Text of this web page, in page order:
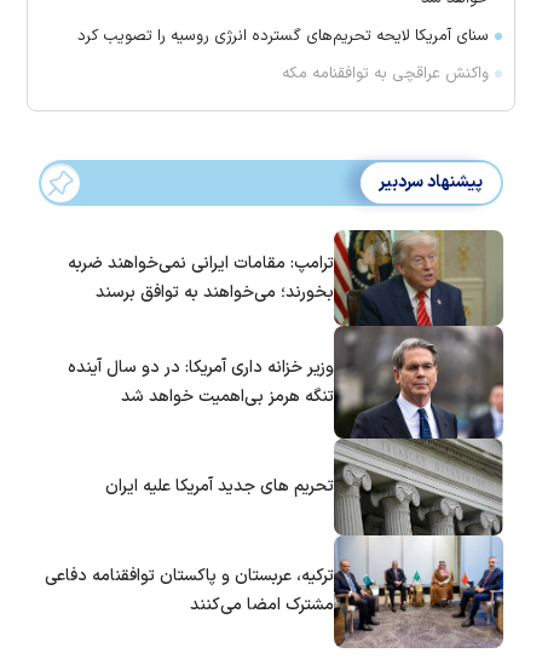
سنای آمریکا لایحه تحریم‌های گسترده انرژی روسیه را تصویب کرد
واکنش عراقچی به توافقنامه مکه
پیشنهاد سردبیر
ترامپ: مقامات ایرانی نمی‌خواهند ضربه
بخورند؛ می‌خواهند به توافق برسند
وزیر خزانه داری آمریکا: در دو سال آینده
تنگه هرمز بی‌اهمیت خواهد شد
تحریم های جدید آمریکا علیه ایران
ترکیه، عربستان و پاکستان توافقنامه دفاعی
مشترک امضا می‌کنند